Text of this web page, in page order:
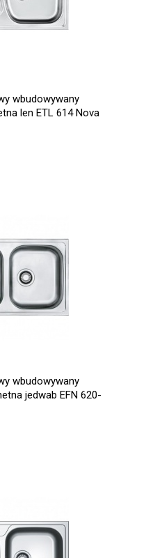
wbudowywany
len ETL 614 Nova
wbudowywany
jedwab EFN 620-